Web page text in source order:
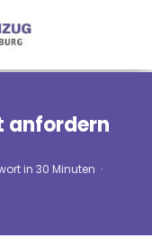
anfordern
in 30 Minuten ·